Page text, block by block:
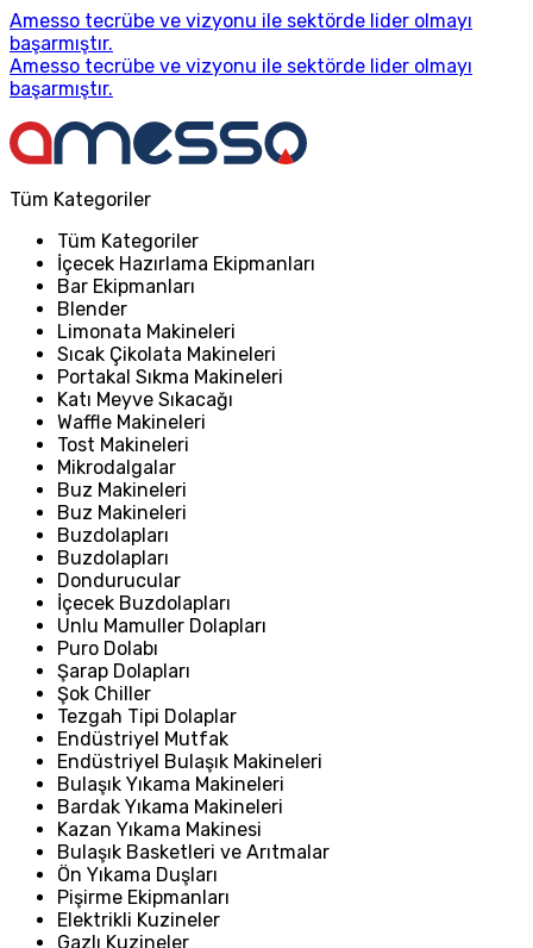
Amesso tecrübe ve vizyonu ile sektörde lider olmayı
başarmıştır.
Amesso tecrübe ve vizyonu ile sektörde lider olmayı
başarmıştır.
Tüm Kategoriler
Tüm Kategoriler
İçecek Hazırlama Ekipmanları
Bar Ekipmanları
Blender
Limonata Makineleri
Sıcak Çikolata Makineleri
Portakal Sıkma Makineleri
Katı Meyve Sıkacağı
Waffle Makineleri
Tost Makineleri
Mikrodalgalar
Buz Makineleri
Buz Makineleri
Buzdolapları
Buzdolapları
Dondurucular
İçecek Buzdolapları
Unlu Mamuller Dolapları
Puro Dolabı
Şarap Dolapları
Şok Chiller
Tezgah Tipi Dolaplar
Endüstriyel Mutfak
Endüstriyel Bulaşık Makineleri
Bulaşık Yıkama Makineleri
Bardak Yıkama Makineleri
Kazan Yıkama Makinesi
Bulaşık Basketleri ve Arıtmalar
Ön Yıkama Duşları
Pişirme Ekipmanları
Elektrikli Kuzineler
Gazlı Kuzineler